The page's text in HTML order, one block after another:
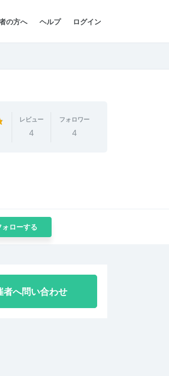
の方へ ヘルプ ログイン
レビュー
4
フォロワー
4
ォローする
者へ問い合わせ